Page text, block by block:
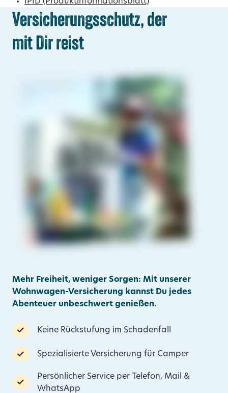
Versicherungsschutz, der
mit Dir reist
Mehr Freiheit, weniger Sorgen: Mit unserer
Wohnwagen-Versicherung kannst Du jedes
Abenteuer unbeschwert genießen.
Keine Rückstufung im Schadenfall
Spezialisierte Versicherung für Camper
Persönlicher Service per Telefon, Mail &
WhatsApp